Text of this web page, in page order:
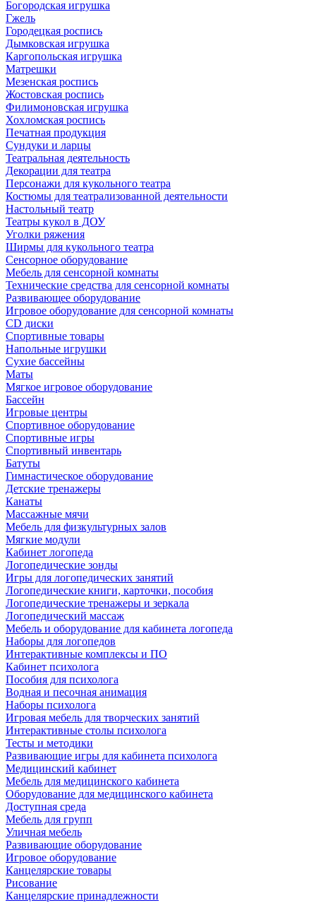
Богородская игрушка
Гжель
Городецкая роспись
Дымковская игрушка
Каргопольская игрушка
Матрешки
Мезенская роспись
Жостовская роспись
Филимоновская игрушка
Хохломская роспись
Печатная продукция
Сундуки и ларцы
Театральная деятельность
Декорации для театра
Персонажи для кукольного театра
Костюмы для театрализованной деятельности
Настольный театр
Театры кукол в ДОУ
Уголки ряжения
Ширмы для кукольного театра
Сенсорное оборудование
Мебель для сенсорной комнаты
Технические средства для сенсорной комнаты
Развивающее оборудование
Игровое оборудование для сенсорной комнаты
CD диски
Спортивные товары
Напольные игрушки
Сухие бассейны
Маты
Мягкое игровое оборудование
Бассейн
Игровые центры
Спортивное оборудование
Спортивные игры
Спортивный инвентарь
Батуты
Гимнастическое оборудование
Детские тренажеры
Канаты
Массажные мячи
Мебель для физкультурных залов
Мягкие модули
Кабинет логопеда
Логопедические зонды
Игры для логопедических занятий
Логопедические книги, карточки, пособия
Логопедические тренажеры и зеркала
Логопедический массаж
Мебель и оборудование для кабинета логопеда
Наборы для логопедов
Интерактивные комплексы и ПО
Кабинет психолога
Пособия для психолога
Водная и песочная анимация
Наборы психолога
Игровая мебель для творческих занятий
Интерактивные столы психолога
Тесты и методики
Развивающие игры для кабинета психолога
Медицинский кабинет
Мебель для медицинского кабинета
Оборудование для медицинского кабинета
Доступная среда
Мебель для групп
Уличная мебель
Развивающие оборудование
Игровое оборудование
Канцелярские товары
Рисование
Канцелярские принадлежности